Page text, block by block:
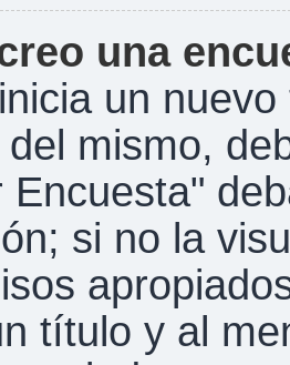
una
un
mismo,
Encuesta"
si no la
título y al